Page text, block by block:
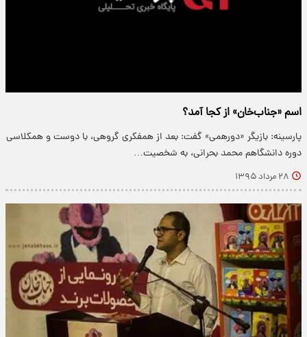
اسم «جناب‌خان» از کجا آمد؟
پارسینه: بازیگر «دورهمی» گفت: بعد از همفکری‌ گروهی، با دوست و همکلاسی
دوره دانشگاهم محمد بحرانی، به شخصیت…
۲۸ مرداد ۱۳۹۵